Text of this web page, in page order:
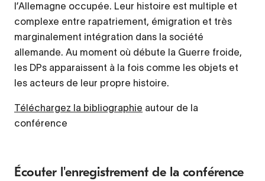
l’Allemagne occupée. Leur histoire est multiple et
complexe entre rapatriement, émigration et très
marginalement intégration dans la société
allemande. Au moment où débute la Guerre froide,
les DPs apparaissent à la fois comme les objets et
les acteurs de leur propre histoire.
Téléchargez la bibliographie autour de la
conférence
Écouter l'enregistrement de la conférence